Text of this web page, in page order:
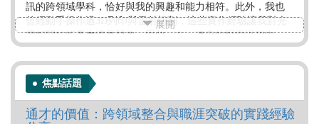
訊的跨領域學科，恰好與我的興趣和能力相符。此外，我也
曾經動手操作過3D列印與雷射切割，這些實作經驗讓我對光
電相關技術產生濃厚興趣。因此，在一連串的探索過程中，
我最終選擇就讀光電工程系。
標籤：
選系二三事 大學學生 工程學群 資訊學群
展開
焦點話題
通才的價值：跨領域整合與職涯突破的實踐經驗